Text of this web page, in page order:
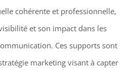
cohérente et professionnelle,
et son impact dans les
Ces supports sont
marketing visant à capter